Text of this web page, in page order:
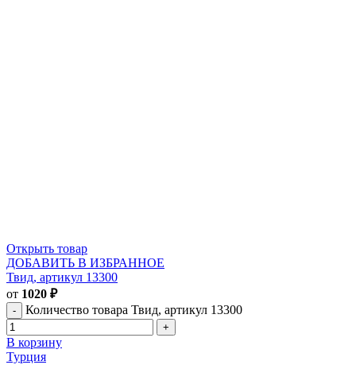
Открыть товар
ДОБАВИТЬ В ИЗБРАННОЕ
Твид, артикул 13300
от 1020 ₽
Количество товара Твид, артикул 13300
В корзину
Турция